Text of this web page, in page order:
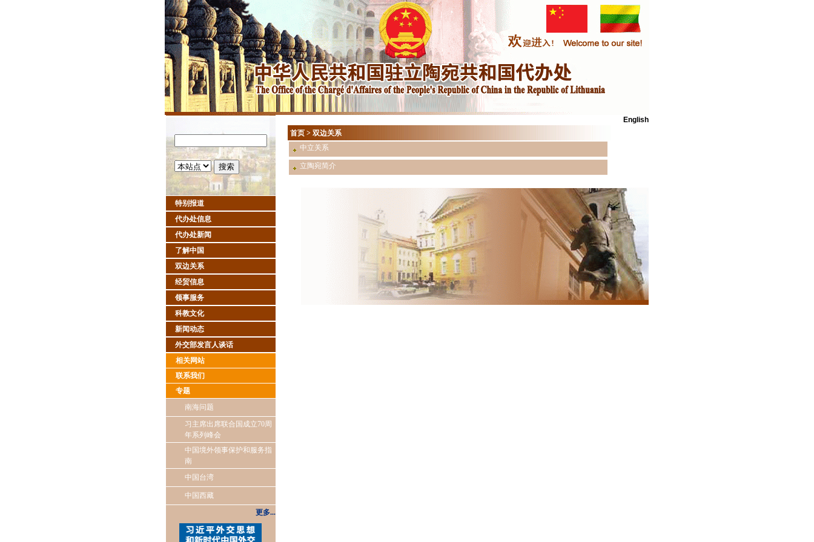
特别报道
代办处信息
代办处新闻
了解中国
双边关系
经贸信息
领事服务
科教文化
新闻动态
外交部发言人谈话
相关网站
联系我们
专题
南海问题
习主席出席联合国成立70周
年系列峰会
中国境外领事保护和服务指
南
中国台湾
中国西藏
更多...
English
首页> 双边关系
中立关系
立陶宛简介